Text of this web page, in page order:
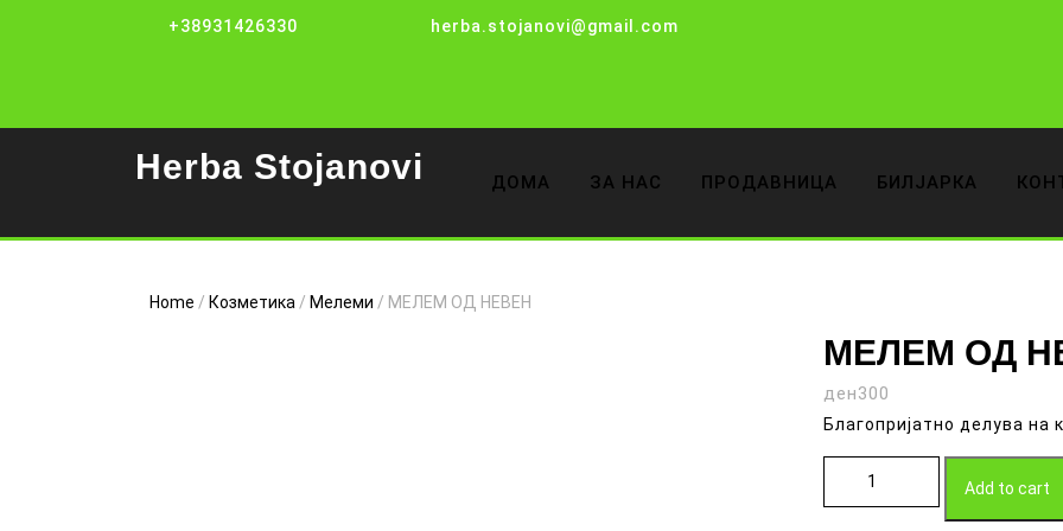
+38931426330 herba.stojanovi@gmail.com
Herba Stojanovi ДОМА ЗА НАС ПРОДАВНИЦА БИЛЈАРКА
Home / Козметика / Мелеми / МЕЛЕМ ОД НЕВЕН
МЕЛЕМ ОД
ден300
Благопријатно делува на
Add to cart